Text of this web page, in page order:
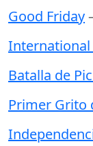
Good Friday
Batalla de
Primer Grito